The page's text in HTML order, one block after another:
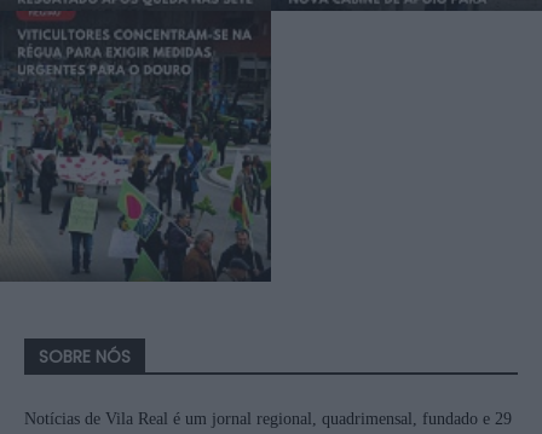
SOBRE NÓS
Notícias de Vila Real é um jornal regional, quadrimensal, fundado e 29